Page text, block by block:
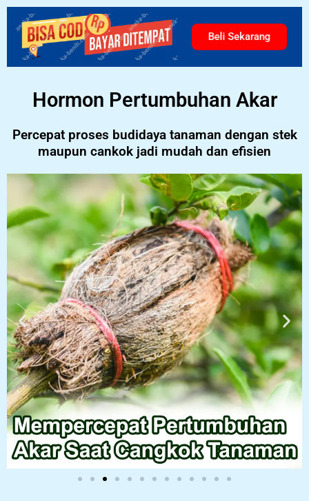
Beli Sekarang
Hormon Pertumbuhan Akar
Percepat proses budidaya tanaman dengan stek
maupun cankok jadi mudah dan efisien